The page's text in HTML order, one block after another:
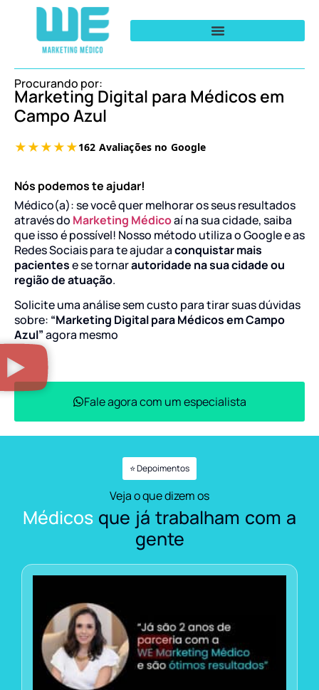
Procurando por:
Marketing Digital para Médicos em
Campo Azul
Nós podemos te ajudar!
Médico(a): se você quer melhorar os seus resultados
através do Marketing Médicoaí na sua cidade, saiba
que isso é possível! Nosso método utiliza o Google e as
Redes Sociais para te ajudar aconquistar mais
pacientese se tornarautoridade na sua cidade ou
região de atuação.
Solicite uma análise sem custo para tirar suas dúvidas
sobre: “Marketing Digital para Médicos em Campo
Azul”agora mesmo
Fale agora com um especialista
⭐ Depoimentos
Veja o que dizem os
Médicos que já trabalham com a
gente